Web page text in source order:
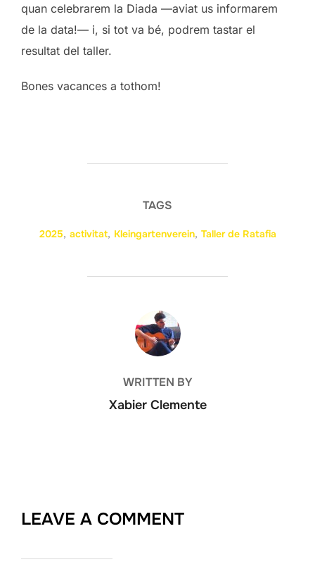
quan celebrarem la Diada —aviat us informarem
de la data!— i, si tot va bé, podrem tastar el
resultat del taller.
Bones vacances a tothom!
TAGS
2025, activitat, Kleingartenverein, Taller de Ratafia
POST AUTHOR
WRITTEN BY
Xabier Clemente
LEAVE A COMMENT